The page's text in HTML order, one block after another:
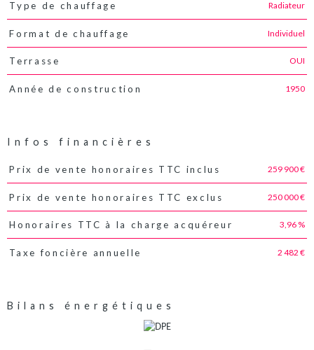
Type de chauffage Radiateur
Format de chauffage Individuel
Terrasse OUI
Année de construction 1950
Infos financières
Caractéristiques Valeurs
Prix de vente honoraires TTC inclus 259 900 €
Prix de vente honoraires TTC exclus 250 000 €
Honoraires TTC à la charge acquéreur 3,96 %
Taxe foncière annuelle 2 482 €
Bilans énergétiques